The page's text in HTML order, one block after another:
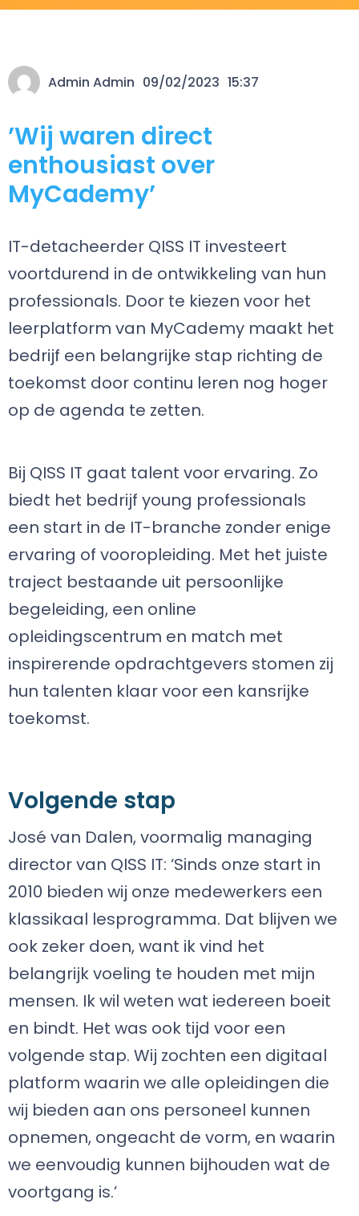
Admin Admin 09/02/2023 15:37
’Wij waren direct
enthousiast over
MyCademy’
IT-detacheerder QISS IT investeert
voortdurend in de ontwikkeling van hun
professionals. Door te kiezen voor het
leerplatform van MyCademy maakt het
bedrijf een belangrijke stap richting de
toekomst door continu leren nog hoger
op de agenda te zetten.
Bij QISS IT gaat talent voor ervaring. Zo
biedt het bedrijf young professionals
een start in de IT-branche zonder enige
ervaring of vooropleiding. Met het juiste
traject bestaande uit persoonlijke
begeleiding, een online
opleidingscentrum en match met
inspirerende opdrachtgevers stomen zij
hun talenten klaar voor een kansrijke
toekomst.
Volgende stap
José van Dalen, voormalig managing
director van QISS IT: ‘Sinds onze start in
2010 bieden wij onze medewerkers een
klassikaal lesprogramma. Dat blijven we
ook zeker doen, want ik vind het
belangrijk voeling te houden met mijn
mensen. Ik wil weten wat iedereen boeit
en bindt. Het was ook tijd voor een
volgende stap. Wij zochten een digitaal
platform waarin we alle opleidingen die
wij bieden aan ons personeel kunnen
opnemen, ongeacht de vorm, en waarin
we eenvoudig kunnen bijhouden wat de
voortgang is.’